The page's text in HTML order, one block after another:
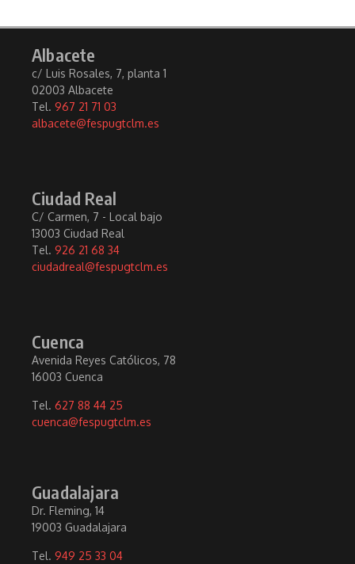
Albacete
c/ Luis Rosales, 7, planta 1
02003 Albacete
Tel. 967 21 71 03
albacete@fespugtclm.es
Ciudad Real
C/ Carmen, 7 - Local bajo
13003 Ciudad Real
Tel. 926 21 68 34
ciudadreal@fespugtclm.es
Cuenca
Avenida Reyes Católicos, 78
16003 Cuenca
Tel. 627 88 44 25
cuenca@fespugtclm.es
Guadalajara
Dr. Fleming, 14
19003 Guadalajara
Tel. 949 25 33 04